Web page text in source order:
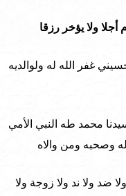
ولا يؤخر رزقا
غفر الله له ولوالديه
محمد طه النبي الأمي
وصحبه ومن والاه
ضد ولا ند ولا زوجة ولا